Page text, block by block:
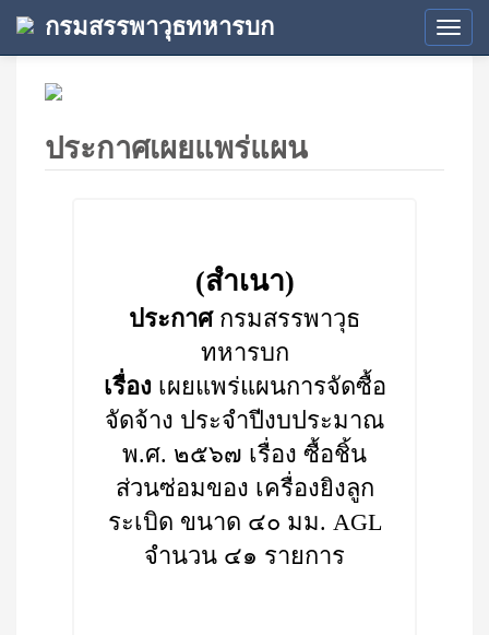
กรมสรรพาวุธทหารบก
ประกาศเผยแพร่แผน
(สำเนา)
ประกาศกรมสรรพาวุธ
ทหารบก
เรื่อง เผยแพร่แผนการจัดซื้อ
จัดจ้าง ประจำปีงบประมาณ
พ.ศ. ๒๕๖๗ เรื่อง ซื้อชิ้น
ส่วนซ่อมของ เครื่องยิงลูก
ระเบิด ขนาด ๔๐ มม. AGL
จำนวน ๔๑ รายการ